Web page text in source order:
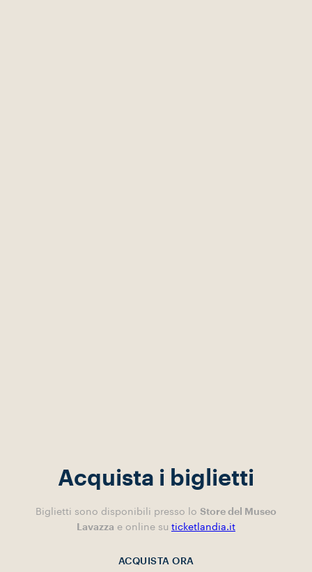
Acquista i biglietti
Biglietti sono disponibili presso lo Store del Museo
Lavazza e online su ticketlandia.it
ACQUISTA ORA